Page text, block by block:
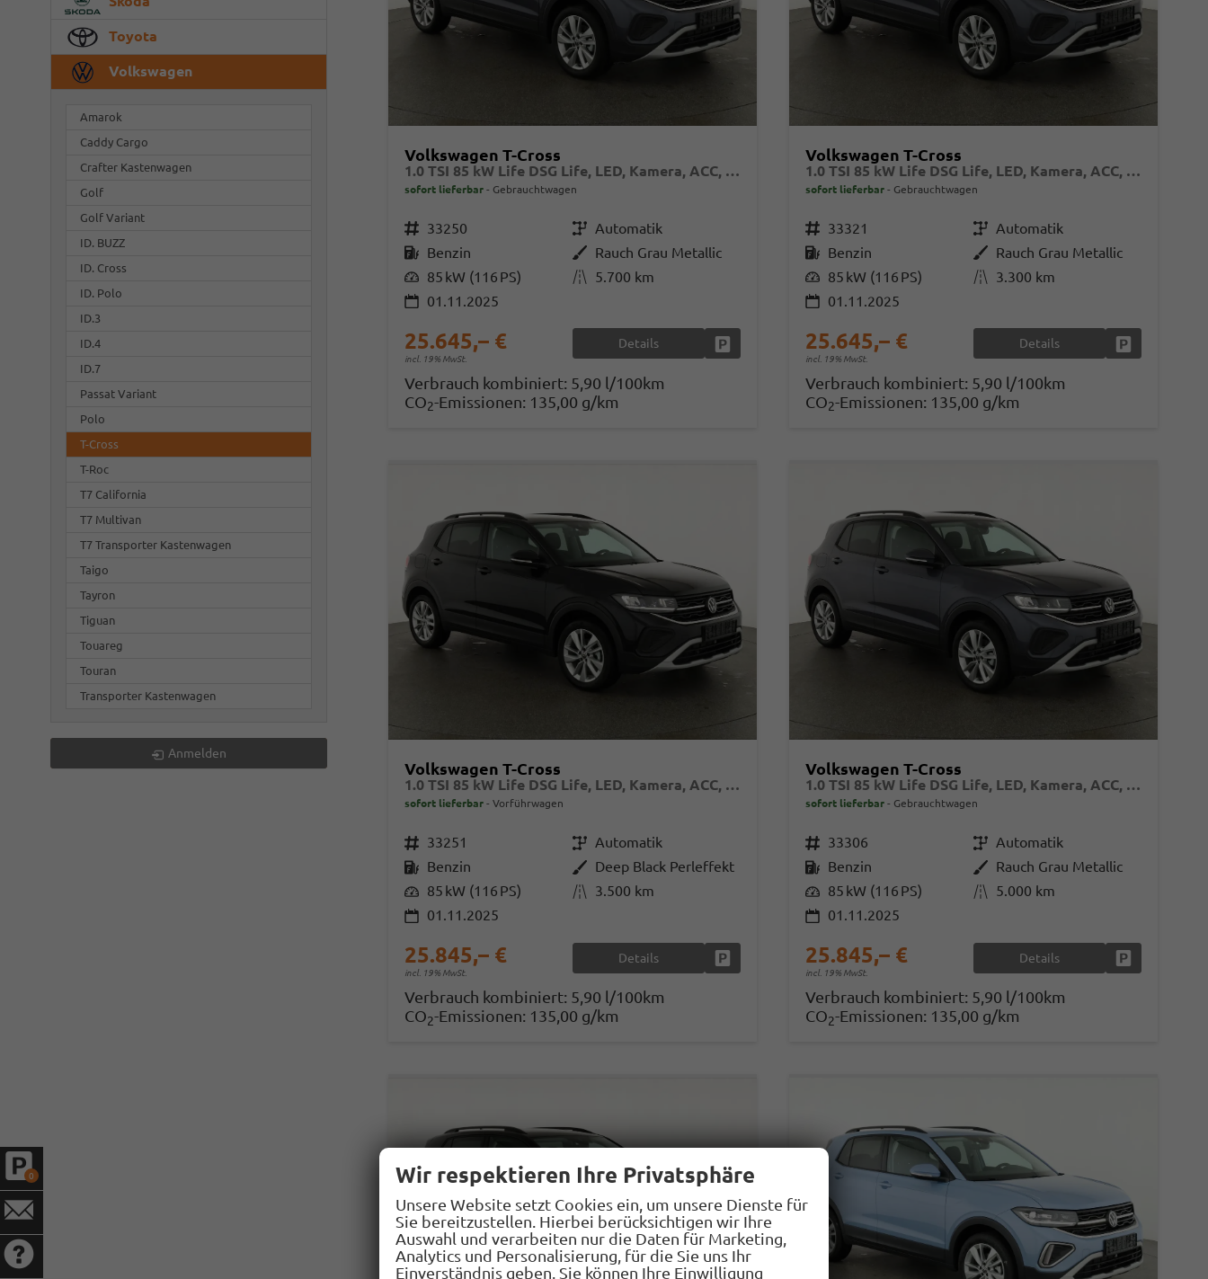
0
Volkswagen T-Cross
1.0 TSI 85 kW Life DSG Life, LED, Kamera, ACC, Side, Winter, 17-Zoll, 3-J. Garantie
sofort lieferbar Gebrauchtwagen
Fahrzeugnr. 33250 GetriebeAutomatik
Kraftstoff Benzin AußenfarbeRauch Grau Metallic
Leistung 85 kW (116 PS) Kilometerstand 5.700 km
01.11.2025
25.645,– €
incl. 19% MwSt.
Details Fahrzeug parken
Verbrauch kombiniert: 5,90 l/100km
CO2-Emissionen: 135,00 g/km
Volkswagen T-Cross
1.0 TSI 85 kW Life DSG Life, LED, Kamera, ACC, Side, Winter, 17-Zoll, 3-J. Garantie
sofort lieferbar Gebrauchtwagen
Fahrzeugnr. 33321 GetriebeAutomatik
Kraftstoff Benzin AußenfarbeRauch Grau Metallic
Leistung 85 kW (116 PS) Kilometerstand 3.300 km
01.11.2025
25.645,– €
incl. 19% MwSt.
Details
Verbrauch kombiniert: 5,90 l/100km
CO2-Emissionen: 135,00 g/km
Volkswagen T-Cross
1.0 TSI 85 kW Life DSG Life, LED, Kamera, ACC, Side, Winter, 17-Zoll, 3-J. Garantie
sofort lieferbar Vorführwagen
Fahrzeugnr. 33251 GetriebeAutomatik
Kraftstoff Benzin AußenfarbeDeep Black Perleffekt
Leistung 85 kW (116 PS) Kilometerstand 3.500 km
01.11.2025
25.845,– €
incl. 19% MwSt.
Details Fahrzeug parken
Verbrauch kombiniert: 5,90 l/100km
CO2-Emissionen: 135,00 g/km
Volkswagen T-Cross
1.0 TSI 85 kW Life DSG Life, LED, Kamera, ACC, Side, Winter, 17-Zoll, 3-J. Garantie
sofort lieferbar Gebrauchtwagen
Fahrzeugnr. 33306 GetriebeAutomatik
Kraftstoff Benzin AußenfarbeRauch Grau Metallic
Leistung 85 kW (116 PS) Kilometerstand 5.000 km
01.11.2025
25.845,– €
incl. 19% MwSt.
Details
Verbrauch kombiniert: 5,90 l/100km
CO2-Emissionen: 135,00 g/km
Toyota
Volkswagen
Amarok
Caddy Cargo
Crafter Kastenwagen
Golf
Golf Variant
ID. BUZZ
ID. Cross
ID. Polo
ID.3
ID.4
ID.7
Passat Variant
Polo
T-Cross
T-Roc
T7 California
T7 Multivan
T7 Transporter Kastenwagen
Taigo
Tayron
Tiguan
Touareg
Touran
Transporter Kastenwagen
Anmelden
Wir respektieren Ihre Privatsphäre
Unsere Website setzt Cookies ein, um unsere Dienste für
Sie bereitzustellen. Hierbei berücksichtigen wir Ihre
Auswahl und verarbeiten nur die Daten für Marketing,
Analytics und Personalisierung, für die Sie uns Ihr
Einverständnis geben. Sie können Ihre Einwilligung